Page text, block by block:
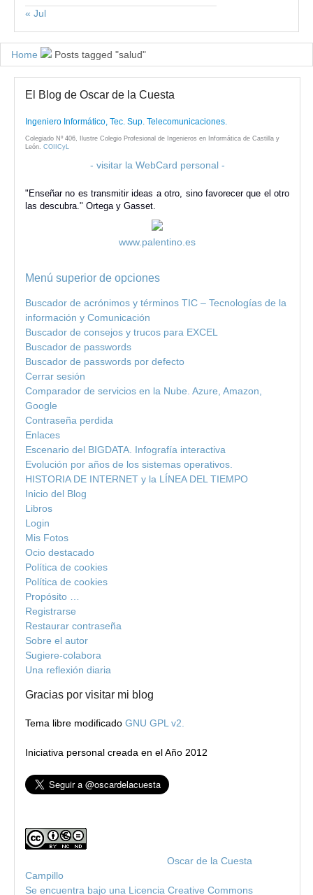
« Jul
Home Posts tagged "salud"
El Blog de Oscar de la Cuesta
Ingeniero Informático, Tec. Sup. Telecomunicaciones.
Colegiado Nº 406, Ilustre Colegio Profesional de Ingenieros en Informática de Castilla y
León. COIICyL
- visitar la WebCard personal -
"Enseñar no es transmitir ideas a otro, sino favorecer que el otro
las descubra." Ortega y Gasset.
www.palentino.es
Menú superior de opciones
Buscador de acrónimos y términos TIC – Tecnologías de la
información y Comunicación
Buscador de consejos y trucos para EXCEL
Buscador de passwords
Buscador de passwords por defecto
Cerrar sesión
Comparador de servicios en la Nube. Azure, Amazon,
Google
Contraseña perdida
Enlaces
Escenario del BIGDATA. Infografía interactiva
Evolución por años de los sistemas operativos.
HISTORIA DE INTERNET y la LÍNEA DEL TIEMPO
Inicio del Blog
Libros
Login
Mis Fotos
Ocio destacado
Política de cookies
Política de cookies
Propósito …
Registrarse
Restaurar contraseña
Sobre el autor
Sugiere-colabora
Una reflexión diaria
Gracias por visitar mi blog
Tema libre modificado GNU GPL v2.
Iniciativa personal creada en el Año 2012
Oscar de la Cuesta
Campillo
Se encuentra bajo una Licencia Creative Commons